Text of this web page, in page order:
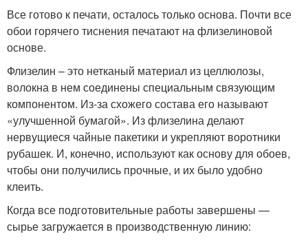
Все готово к печати, осталось только основа. Почти все
обои горячего тиснения печатают на флизелиновой
основе.
Флизелин – это нетканый материал из целлюлозы,
волокна в нем соединены специальным связующим
компонентом. Из-за схожего состава его называют
«улучшенной бумагой». Из флизелина делают
нервущиеся чайные пакетики и укрепляют воротники
рубашек. И, конечно, используют как основу для обоев,
чтобы они получились прочные, и их было удобно
клеить.
Когда все подготовительные работы завершены —
сырье загружается в производственную линию: